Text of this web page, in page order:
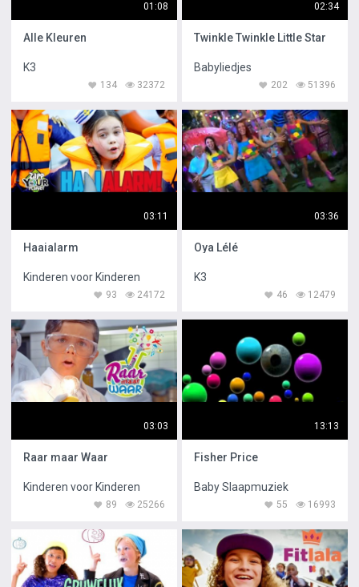
01:08
Alle Kleuren
K3
32372
134
02:34
Twinkle Twinkle Little Star
Babyliedjes
51396
202
03:11
Haaialarm
Kinderen voor Kinderen
24172
93
03:36
Oya Lélé
K3
12479
46
03:03
Raar maar Waar
Kinderen voor Kinderen
25266
89
13:13
Fisher Price
Baby Slaapmuziek
16993
55